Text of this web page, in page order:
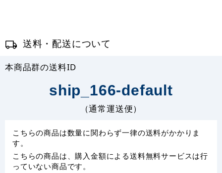
送料・配送について
本商品群の送料ID
ship_166-default
（通常運送便）
こちらの商品は数量に関わらず一律の送料がかかりま
す。
こちらの商品は、購入金額による送料無料サービスは行
っていない商品です。